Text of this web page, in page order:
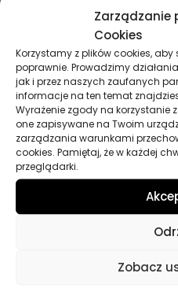
Zarządzanie
Cookies
Korzystamy z plików cookies, aby
poprawnie. Prowadzimy
jak i przez naszych zaufanych
informacje na ten temat
Wyrażenie zgody na korzystanie
one zapisywane na Twoim
zarządzania warunkami
cookies. Pamiętaj, że w każdej
przeglądarki.
Zobacz
bezpośredniego
i utrudnia polerowanie. Przed
przetestuj produkt na mało
efekt. Do głębszych rys
następnie wykończ
uzyskania optymalnego efektu.
Parametry
Pojemność 150 ml